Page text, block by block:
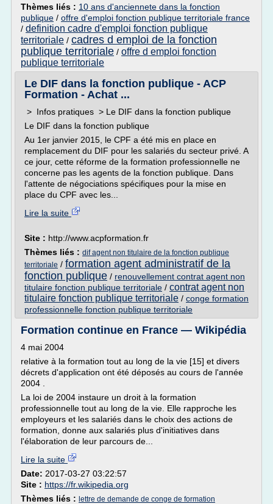
Thèmes liés : 10 ans d'anciennete dans la fonction
publique / offre d'emploi fonction publique territoriale france
/ definition cadre d'emploi fonction publique
territoriale / cadres d emploi de la fonction
publique territoriale / offre d emploi fonction
publique territoriale
Le DIF dans la fonction publique - ACP
Formation - Achat ...
> Infos pratiques > Le DIF dans la fonction publique
Le DIF dans la fonction publique
Au 1er janvier 2015, le CPF a été mis en place en
remplacement du DIF pour les salariés du secteur privé. A
ce jour, cette réforme de la formation professionnelle ne
concerne pas les agents de la fonction publique. Dans
l'attente de négociations spécifiques pour la mise en
place du CPF avec les...
Lire la suite
Site : http://www.acpformation.fr
Thèmes liés : dif agent non titulaire de la fonction publique
territoriale / formation agent administratif de la
fonction publique / renouvellement contrat agent non
titulaire fonction publique territoriale / contrat agent non
titulaire fonction publique territoriale / conge formation
professionnelle fonction publique territoriale
Formation continue en France — Wikipédia
4 mai 2004
relative à la formation tout au long de la vie [15] et divers
décrets d'application ont été déposés au cours de l'année
2004 .
La loi de 2004 instaure un droit à la formation
professionnelle tout au long de la vie. Elle rapproche les
employeurs et les salariés dans le choix des actions de
formation, donne aux salariés plus d'initiatives dans
l'élaboration de leur parcours de...
Lire la suite
Date: 2017-03-27 03:22:57
Site : https://fr.wikipedia.org
Thèmes liés : lettre de demande de conge de formation